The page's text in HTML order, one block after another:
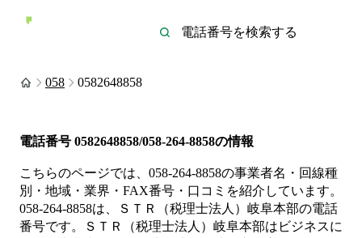
058 0582648858
電話番号 0582648858/058-264-8858の情報
こちらのページでは、 058-264-8858の事業者名・回線種
別・地域・業界・FAX番号・口コミを紹介しています。
058-264-8858は、 ＳＴＲ（税理士法人）岐阜本部の電話
番号です。
ＳＴＲ（税理士法人）岐阜本部は ビジネスに